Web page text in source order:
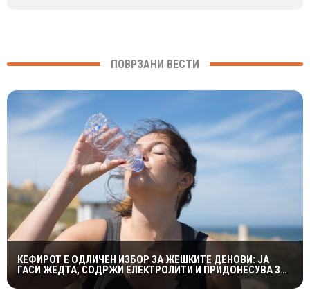
ПОВРЗАНИ ВЕСТИ
КЕФИРОТ Е ОДЛИЧЕН ИЗБОР ЗА ЖЕШКИТЕ ДЕНОВИ: ЈА
ГАСИ ЖЕДТА, СОДРЖИ ЕЛЕКТРОЛИТИ И ПРИДОНЕСУВА ЗА
ЗДРАВА ДИГЕСТИЈА